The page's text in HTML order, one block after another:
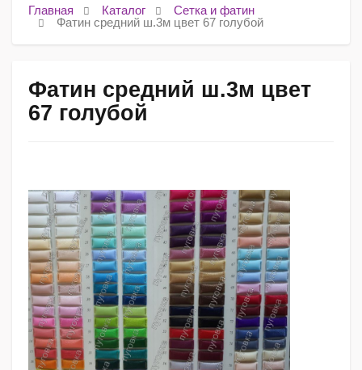
Главная Каталог
Сетка и фатин
Фатин средний ш.3м цвет 67 голубой
Фатин средний ш.3м цвет
67 голубой